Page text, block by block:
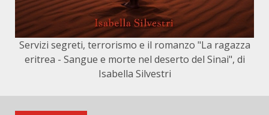
Servizi segreti, terrorismo e il romanzo "La ragazza
eritrea - Sangue e morte nel deserto del Sinai", di
Isabella Silvestri